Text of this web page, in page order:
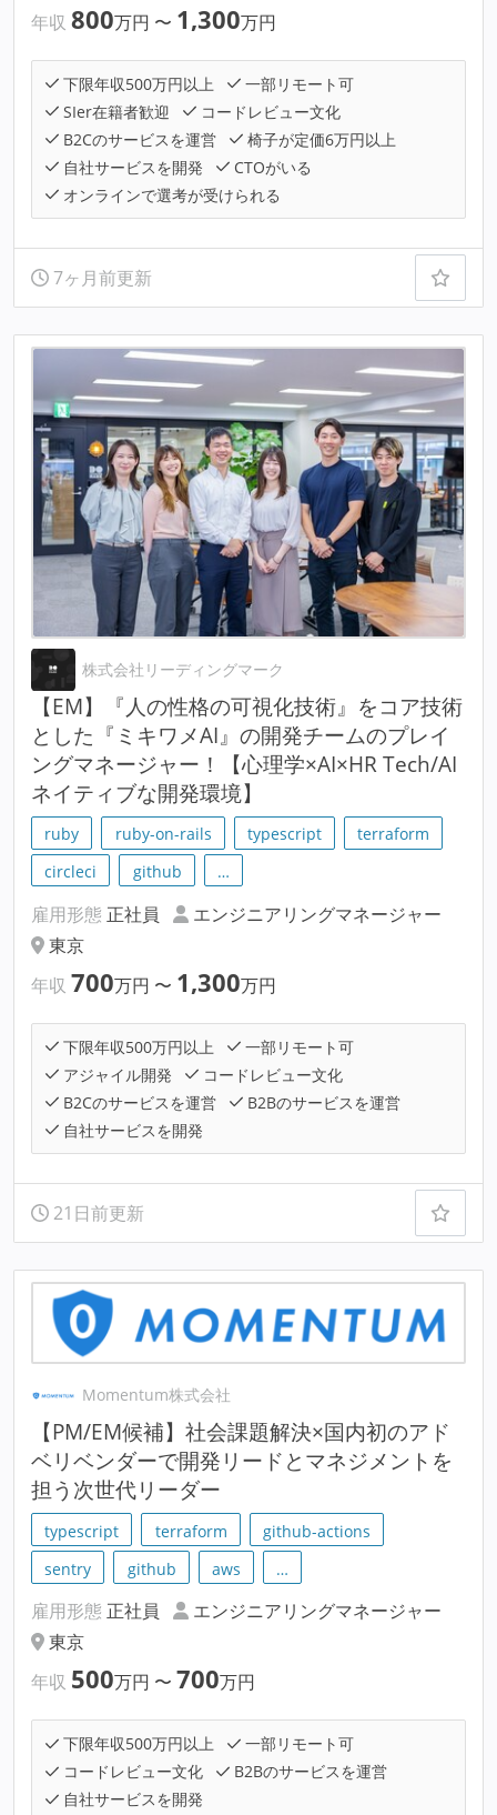
年収 800万円 〜 1,300万円
下限年収500万円以上
一部リモート可
SIer在籍者歓迎
コードレビュー文化
B2Cのサービスを運営
椅子が定価6万円以上
自社サービスを開発
CTOがいる
オンラインで選考が受けられる
7ヶ月前更新
株式会社リーディングマーク
【EM】『人の性格の可視化技術』をコア技術
とした『ミキワメAI』の開発チームのプレイ
ングマネージャー！【心理学×AI×HR Tech/AI
ネイティブな開発環境】
ruby ruby-on-rails typescript
terraform
circleci
github …
雇用形態 正社員
エンジニアリングマネージャー
東京
年収 700万円 〜 1,300万円
下限年収500万円以上
一部リモート可
アジャイル開発
コードレビュー文化
B2Cのサービスを運営
B2Bのサービスを運営
自社サービスを開発
21日前更新
Momentum株式会社
【PM/EM候補】社会課題解決×国内初のアド
ベリベンダーで開発リードとマネジメントを
担う次世代リーダー
typescript terraform
github-actions
sentry
github aws …
雇用形態 正社員
エンジニアリングマネージャー
東京
年収 500万円 〜 700万円
下限年収500万円以上
一部リモート可
コードレビュー文化
B2Bのサービスを運営
自社サービスを開発